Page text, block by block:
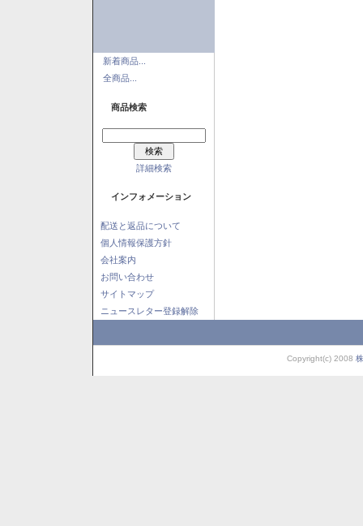
新着商品...
全商品...
商品検索
詳細検索
インフォメーション
配送と返品について
個人情報保護方針
会社案内
お問い合わせ
サイトマップ
ニュースレター登録解除
Copyright(c) 2008